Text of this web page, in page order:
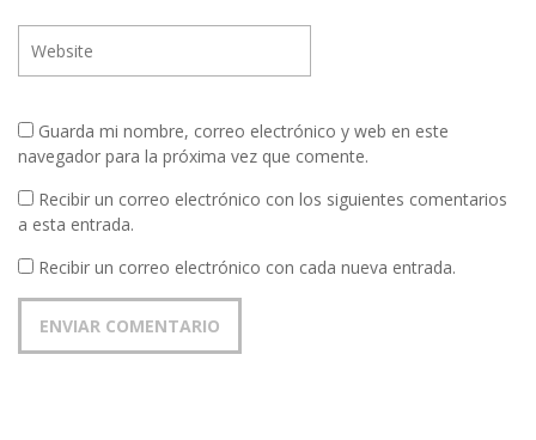
Guarda mi nombre, correo electrónico y web en este
navegador para la próxima vez que comente.
Recibir un correo electrónico con los siguientes comentarios
a esta entrada.
Recibir un correo electrónico con cada nueva entrada.